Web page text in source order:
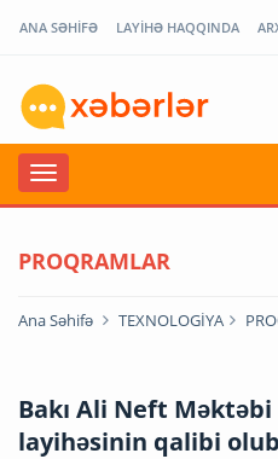
ANA SƏHİFƏ LAYİHƏ HAQQINDA
PROQRAMLAR
Ana Səhifə TEXNOLOGİYA
Bakı Ali Neft Məktəbi
layihəsinin qalibi olub